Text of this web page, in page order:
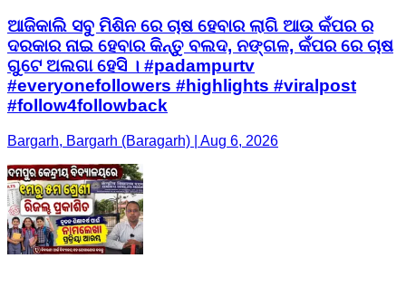
ଆଜିକାଲି ସବୁ ମିଶିନ ରେ ଚାଷ ହେବାର ଲାଗି ଆଉ କଁପର ର
ଦରକାର ନାଇ ହେବାର କିନ୍ତୁ ବଲଦ, ନଙ୍ଗଳ, କଁପର ରେ ଚାଷ
ଗୁଟେ ଅଲଗା ହେସି । #padampurtv
#everyonefollowers #highlights #viralpost
#follow4followback
Bargarh, Bargarh (Baragarh) | Aug 6, 2026